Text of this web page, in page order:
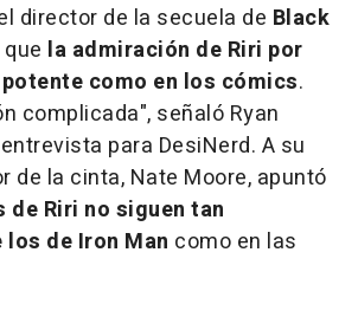
director de la secuela de Black
la admiración de Riri por
como en los cómics.
complicada", señaló Ryan
para DesiNerd. A su
de la cinta, Nate Moore, apuntó
de Riri no siguen tan
de Iron Man como en las